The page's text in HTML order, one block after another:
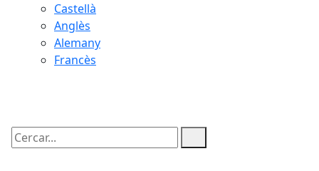
Castellà
Anglès
Alemany
Francès
Cercar: